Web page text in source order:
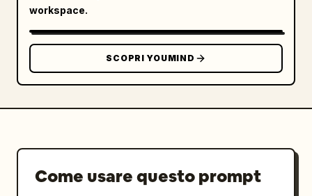
workspace.
SCOPRI YOUMIND
Come usare questo prompt